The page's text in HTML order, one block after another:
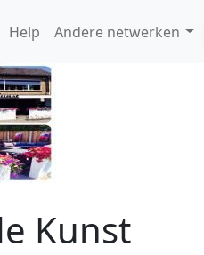
Help Andere netwerken
Kunst